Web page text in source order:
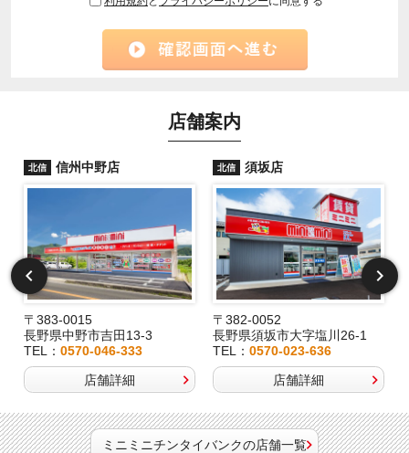
店舗案内
北信 信州中野店
〒383-0015
長野県中野市吉田13-3
TEL： 0570-046-333
店舗詳細
北信 須坂店
〒382-0052
長野県須坂市大字塩川26-1
TEL：0570-023-636
店舗詳細
ミニミニチンタイバンクの店舗一覧